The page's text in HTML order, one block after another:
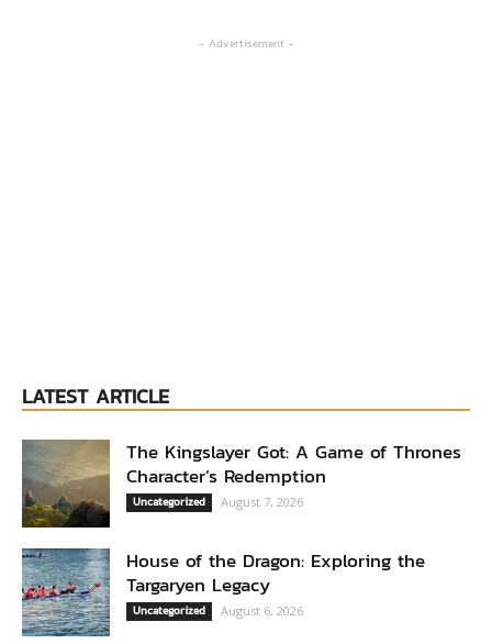
- Advertisement -
LATEST ARTICLE
The Kingslayer Got: A Game of Thrones
Character’s Redemption
Uncategorized August 7, 2026
House of the Dragon: Exploring the
Targaryen Legacy
Uncategorized August 6, 2026